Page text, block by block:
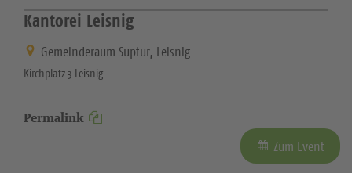
Kantorei Leisnig
Gemeinderaum Suptur, Leisnig
Kirchplatz 3 Leisnig
Permalink
Zum Event